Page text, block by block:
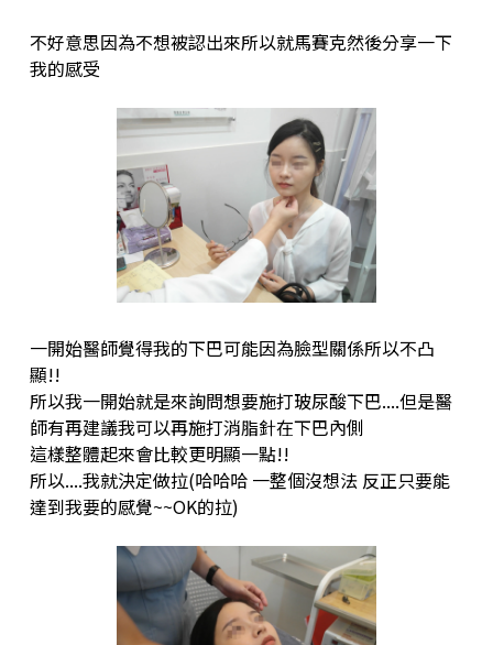
不好意思因為不想被認出來所以就馬賽克然後分享一下
我的感受
一開始醫師覺得我的下巴可能因為臉型關係所以不凸
顯!!
所以我一開始就是來詢問想要施打玻尿酸下巴....但是醫
師有再建議我可以再施打消脂針在下巴內側
這樣整體起來會比較更明顯一點!!
所以....我就決定做拉(哈哈哈 一整個沒想法 反正只要能
達到我要的感覺~~OK的拉)